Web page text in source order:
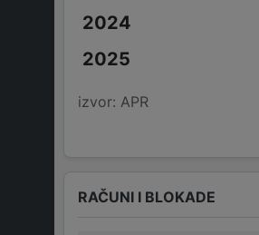
izvor: APR
RAČUNI I BLOKADE